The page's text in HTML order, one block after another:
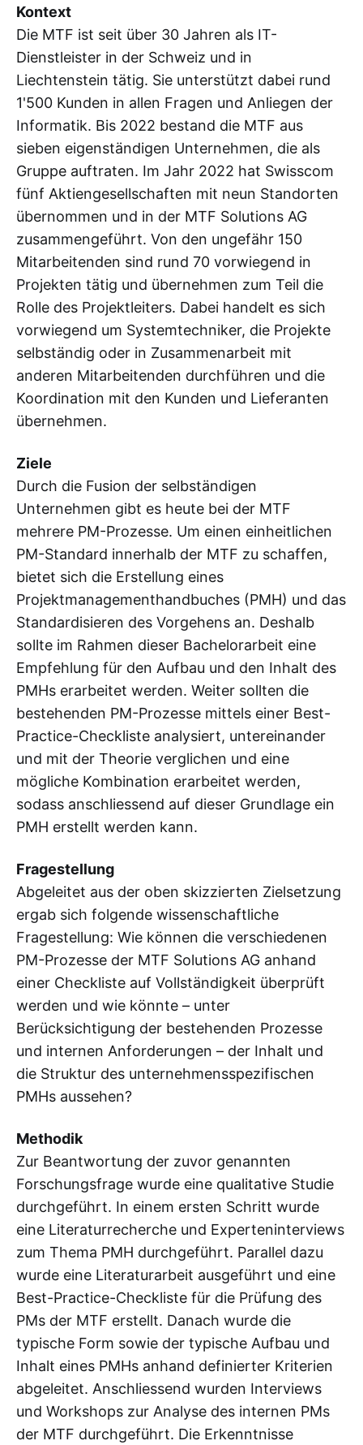
Kontext
Die MTF ist seit über 30 Jahren als IT-
Dienstleister in der Schweiz und in
Liechtenstein tätig. Sie unterstützt dabei rund
1'500 Kunden in allen Fragen und Anliegen der
Informatik. Bis 2022 bestand die MTF aus
sieben eigenständigen Unternehmen, die als
Gruppe auftraten. Im Jahr 2022 hat Swisscom
fünf Aktiengesellschaften mit neun Standorten
übernommen und in der MTF Solutions AG
zusammengeführt. Von den ungefähr 150
Mitarbeitenden sind rund 70 vorwiegend in
Projekten tätig und übernehmen zum Teil die
Rolle des Projektleiters. Dabei handelt es sich
vorwiegend um Systemtechniker, die Projekte
selbständig oder in Zusammenarbeit mit
anderen Mitarbeitenden durchführen und die
Koordination mit den Kunden und Lieferanten
übernehmen.
Ziele
Durch die Fusion der selbständigen
Unternehmen gibt es heute bei der MTF
mehrere PM-Prozesse. Um einen einheitlichen
PM-Standard innerhalb der MTF zu schaffen,
bietet sich die Erstellung eines
Projektmanagementhandbuches (PMH) und das
Standardisieren des Vorgehens an. Deshalb
sollte im Rahmen dieser Bachelorarbeit eine
Empfehlung für den Aufbau und den Inhalt des
PMHs erarbeitet werden. Weiter sollten die
bestehenden PM-Prozesse mittels einer Best-
Practice-Checkliste analysiert, untereinander
und mit der Theorie verglichen und eine
mögliche Kombination erarbeitet werden,
sodass anschliessend auf dieser Grundlage ein
PMH erstellt werden kann.
Fragestellung
Abgeleitet aus der oben skizzierten Zielsetzung
ergab sich folgende wissenschaftliche
Fragestellung: Wie können die verschiedenen
PM-Prozesse der MTF Solutions AG anhand
einer Checkliste auf Vollständigkeit überprüft
werden und wie könnte – unter
Berücksichtigung der bestehenden Prozesse
und internen Anforderungen – der Inhalt und
die Struktur des unternehmensspezifischen
PMHs aussehen?
Methodik
Zur Beantwortung der zuvor genannten
Forschungsfrage wurde eine qualitative Studie
durchgeführt. In einem ersten Schritt wurde
eine Literaturrecherche und Experteninterviews
zum Thema PMH durchgeführt. Parallel dazu
wurde eine Literaturarbeit ausgeführt und eine
Best-Practice-Checkliste für die Prüfung des
PMs der MTF erstellt. Danach wurde die
typische Form sowie der typische Aufbau und
Inhalt eines PMHs anhand definierter Kriterien
abgeleitet. Anschliessend wurden Interviews
und Workshops zur Analyse des internen PMs
der MTF durchgeführt. Die Erkenntnisse